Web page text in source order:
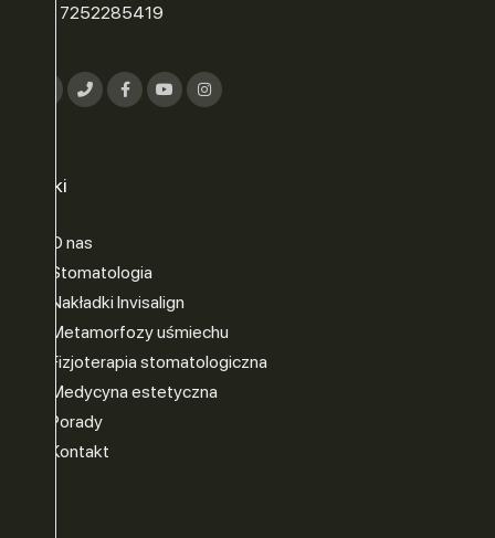
NIP: 7252285419
Linki
O nas
Stomatologia
Nakładki Invisalign
Metamorfozy uśmiechu
Fizjoterapia stomatologiczna
Medycyna estetyczna
Porady
Kontakt